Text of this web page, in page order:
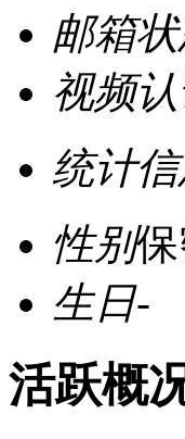
邮箱
视频
统计
性别
生日-
活跃概